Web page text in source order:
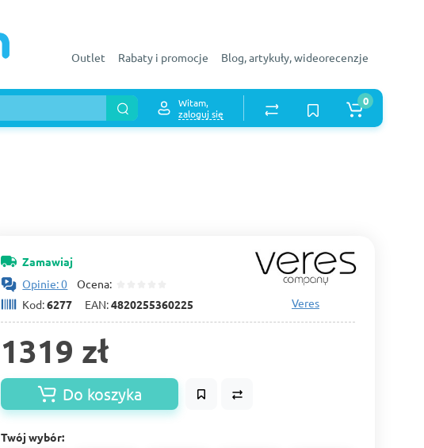
Outlet Rabaty i promocje Blog, artykuły, wideorecenzje
Witam,
zaloguj się
0
Zamawiaj
Opinie: 0 Ocena:
Kod:6277 EAN:4820255360225 Veres
1319 zł
Do koszyka
Twój wybór: